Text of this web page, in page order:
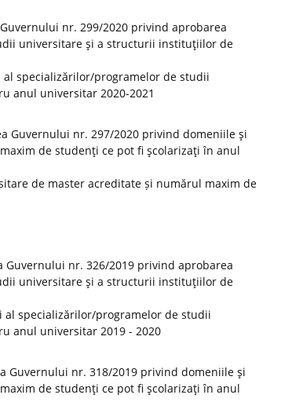
nr. 299/2020 privind aprobarea
universitare şi a structurii instituţiilor de
specializărilor/programelor de studii
anul universitar 2020-2021
Guvernului nr. 297/2020 privind domeniile şi
de studenţi ce pot fi şcolarizaţi în anul
de master acreditate și numărul maxim de
nr. 326/2019 privind aprobarea
universitare şi a structurii instituţiilor de
specializărilor/programelor de studii
anul universitar 2019 - 2020
Guvernului nr. 318/2019 privind domeniile şi
de studenţi ce pot fi şcolarizaţi în anul